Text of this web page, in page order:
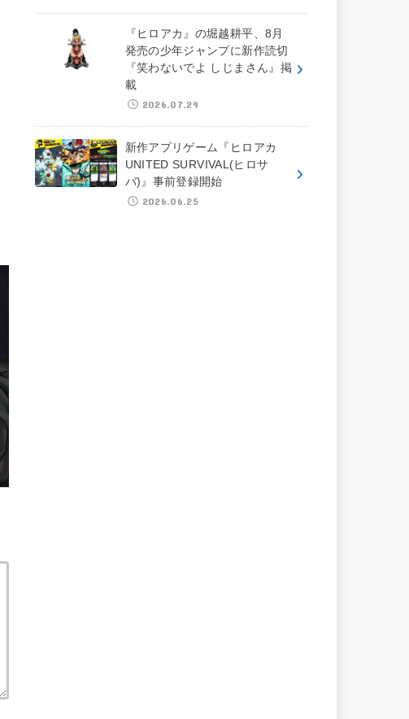
『ヒロアカ』の堀越耕平、8月
発売の少年ジャンプに新作読切
『笑わないでよ しじまさん』掲
載
2026.07.29
新作アプリゲーム『ヒロアカ
UNITED SURVIVAL(ヒロサ
バ)』事前登録開始
2026.06.25